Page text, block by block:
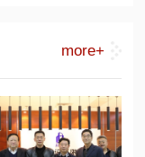
商会，在新时代、
，始终坚持服务、
的办会宗旨，不断
，提高服务大局能
绩，新智造分会就
部长刘祥刚、华
徐工绿色矿山智
销售管理部部长程
作伙伴以及相关
more+